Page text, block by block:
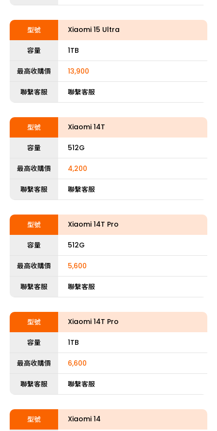
型號 Xiaomi 15 Ultra
容量 1TB
最高收購價 13,900
聯繫客服 聯繫客服
型號 Xiaomi 14T
容量 512G
最高收購價 4,200
聯繫客服 聯繫客服
型號 Xiaomi 14T Pro
容量 512G
最高收購價 5,600
聯繫客服 聯繫客服
型號 Xiaomi 14T Pro
容量 1TB
最高收購價 6,600
聯繫客服 聯繫客服
型號 Xiaomi 14